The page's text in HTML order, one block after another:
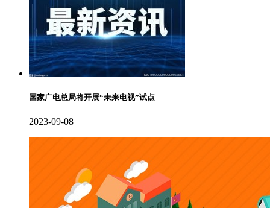
国家广电总局将开展“未来电视”试点
2023-09-08